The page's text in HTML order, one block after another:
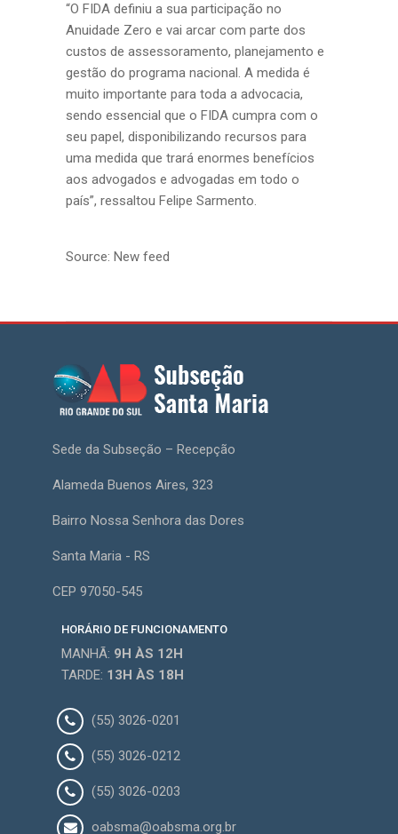
“O FIDA definiu a sua participação no
Anuidade Zero e vai arcar com parte dos
custos de assessoramento, planejamento e
gestão do programa nacional. A medida é
muito importante para toda a advocacia,
sendo essencial que o FIDA cumpra com o
seu papel, disponibilizando recursos para
uma medida que trará enormes benefícios
aos advogados e advogadas em todo o
país”, ressaltou Felipe Sarmento.
Source: New feed
Sede da Subseção – Recepção
Alameda Buenos Aires, 323
Bairro Nossa Senhora das Dores
Santa Maria - RS
CEP 97050-545
HORÁRIO DE FUNCIONAMENTO
MANHÃ: 9H ÀS 12H
TARDE: 13H ÀS 18H
(55) 3026-0201
(55) 3026-0212
(55) 3026-0203
oabsma@oabsma.org.br